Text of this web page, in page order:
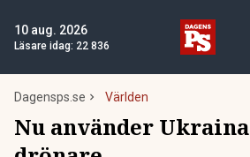
10 aug. 2026
Läsare idag: 22 836
Dagensps.se Världen
Nu använder